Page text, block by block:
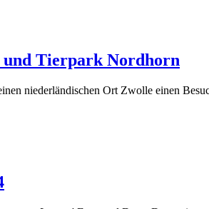
und Tierpark Nordhorn
niederländischen Ort Zwolle einen